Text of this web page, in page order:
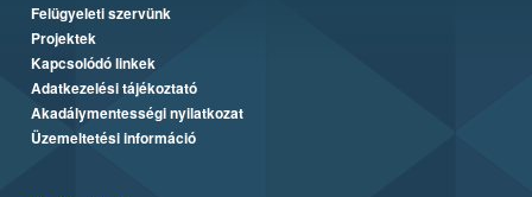
Felügyeleti szervünk
Projektek
Kapcsolódó linkek
Adatkezelési tájékoztató
Akadálymentességi nyilatkozat
Üzemeltetési információ